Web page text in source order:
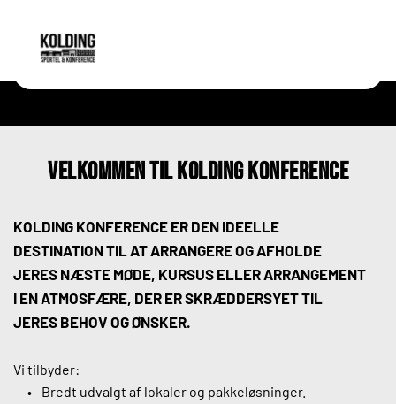
VElkommen til Kolding konference
KOLDING KONFERENCE ER DEN IDEELLE
DESTINATION TIL AT ARRANGERE OG AFHOLDE
JERES NÆSTE MØDE, KURSUS ELLER ARRANGEMENT
I EN ATMOSFÆRE, DER ER SKRÆDDERSYET TIL
JERES BEHOV OG ØNSKER.
Vi tilbyder:
Bredt udvalgt af lokaler og pakkeløsninger.